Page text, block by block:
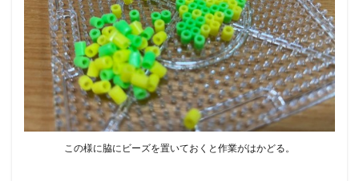
この様に脇にビーズを置いておくと作業がはかどる。